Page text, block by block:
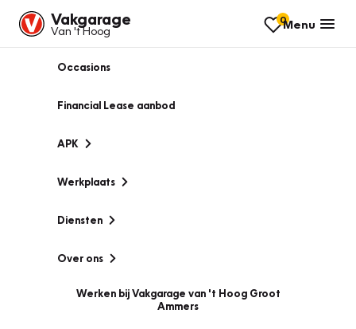
Vakgarage
Van 't Hoog
0Menu
Occasions
Financial Lease aanbod
APK
Werkplaats
Diensten
Over ons
Werken bij Vakgarage van 't Hoog Groot
Ammers